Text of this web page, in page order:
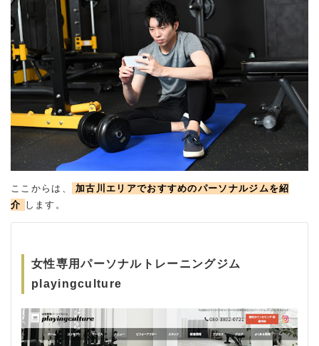
ここからは、
加古川エリアでおすすめのパーソナルジムを紹
介 します。
女性専用パーソナルトレーニングジム
playingculture